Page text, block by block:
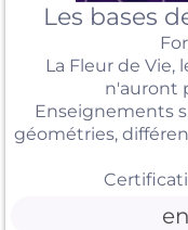
Les bases
La Fleur de Vie,
n'auront
Enseignements
géométries,